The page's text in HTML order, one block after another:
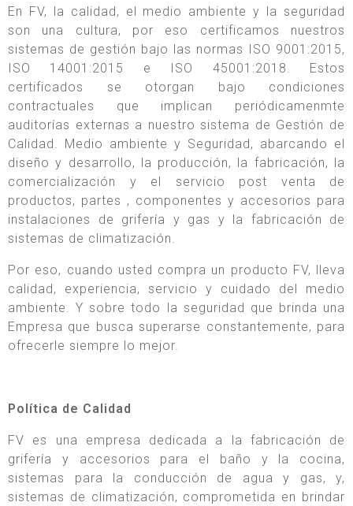
En FV, la calidad, el medio ambiente y la seguridad
son una cultura, por eso certificamos nuestros
sistemas de gestión bajo las normas ISO 9001:2015,
ISO 14001:2015 e ISO 45001:2018. Estos
certificados se otorgan bajo condiciones
contractuales que implican periódicamenmte
auditorías externas a nuestro sistema de Gestión de
Calidad. Medio ambiente y Seguridad, abarcando el
diseño y desarrollo, la producción, la fabricación, la
comercialización y el servicio post venta de
productos, partes , componentes y accesorios para
instalaciones de grifería y gas y la fabricación de
sistemas de climatización.
Por eso, cuando usted compra un producto FV, lleva
calidad, experiencia, servicio y cuidado del medio
ambiente. Y sobre todo la seguridad que brinda una
Empresa que busca superarse constantemente, para
ofrecerle siempre lo mejor.
Política de Calidad
FV es una empresa dedicada a la fabricación de
grifería y accesorios para el baño y la cocina,
sistemas para la conducción de agua y gas, y,
sistemas de climatización, comprometida en brindar